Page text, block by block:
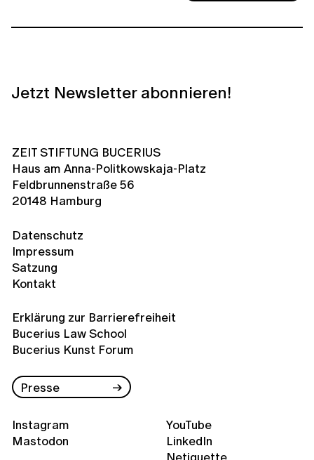
Jetzt Newsletter abonnieren!
ZEIT STIFTUNG BUCERIUS
Haus am Anna-Politkowskaja-Platz
Feldbrunnenstraße 56
20148 Hamburg
Datenschutz
Impressum
Satzung
Kontakt
Erklärung zur Barrierefreiheit
Bucerius Law School
Bucerius Kunst Forum
Presse
Instagram
Mastodon
YouTube
LinkedIn